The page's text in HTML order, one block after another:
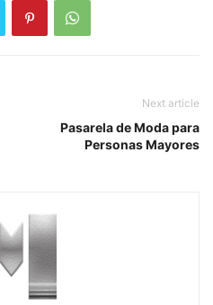
Next article
Pasarela de Moda para
Personas Mayores